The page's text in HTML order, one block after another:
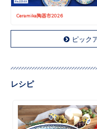
Ceramika陶器市2026
ピック
レシピ